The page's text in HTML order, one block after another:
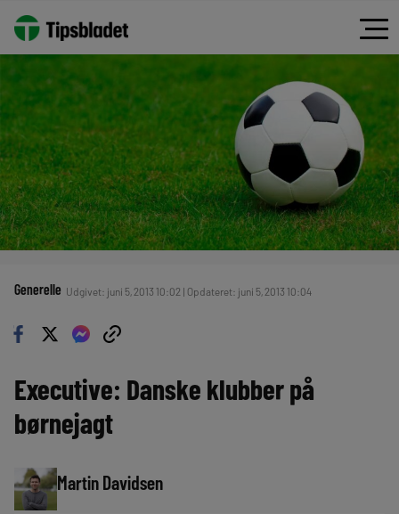
Generelle Udgivet: juni 5, 2013 10:02 | Opdateret: juni 5, 2013 10:04
Executive: Danske klubber på
børnejagt
Martin Davidsen